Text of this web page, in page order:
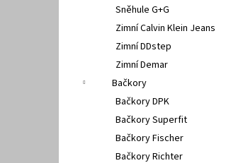
Sněhule G+G
Zimní Calvin Klein Jeans
Zimní DDstep
Zimní Demar
Bačkory
Bačkory DPK
Bačkory Superfit
Bačkory Fischer
Bačkory Richter